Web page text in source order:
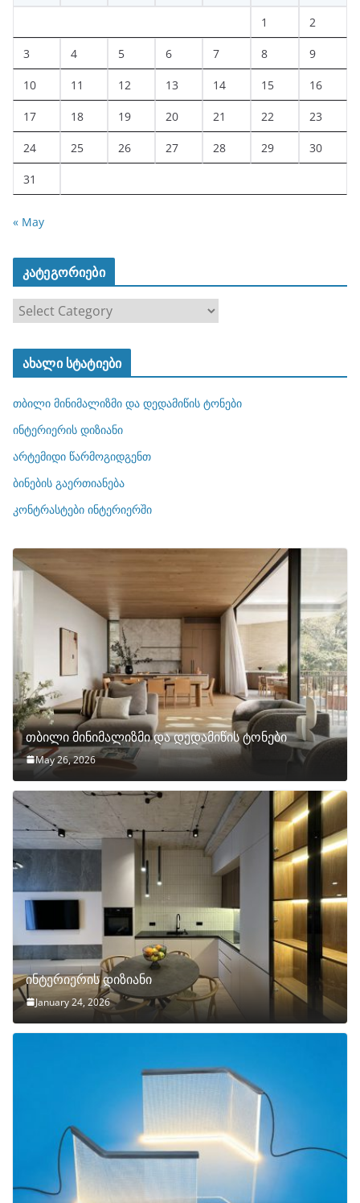
1 2
3 4 5 6 7 8 9
10 11 12 13 14 15 16
17 18 19 20 21 22 23
24 25 26 27 28 29 30
31
« May
კატეგორიები
ტ
ო
რ
ბ
ი
ახალი სტატიები
თბილი მინიმალიზმი და დედამიწის ტონები
ინტერიერის დიზიანი
არტემიდი წარმოგიდგენთ
ბინების გაერთიანება
კონტრასტები ინტერიერში
თბილი მინიმალიზმი და დედამიწის ტონები
May 26, 2026
ინტერიერის დიზიანი
January 24, 2026